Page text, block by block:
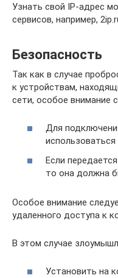
Узнать свой IP-адрес
сервисов, например,
Безопасность
Так как в случае
к устройствам,
сети, особое внимание
Для
Если
то она должна
Особое внимание
удаленного доступа к
В этом случае
Установить на